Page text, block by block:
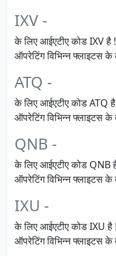
IXV -
के लिए आईएटीए कोड IXV है !
ऑपरेटिंग विभिन्न फ्लाइटस के
ATQ -
के लिए आईएटीए कोड ATQ है !
ऑपरेटिंग विभिन्न फ्लाइटस के
QNB -
के लिए आईएटीए कोड QNB है !
ऑपरेटिंग विभिन्न फ्लाइटस के
IXU -
के लिए आईएटीए कोड IXU है !
ऑपरेटिंग विभिन्न फ्लाइटस के